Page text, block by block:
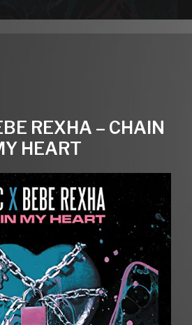
REXHA – CHAIN
HEART